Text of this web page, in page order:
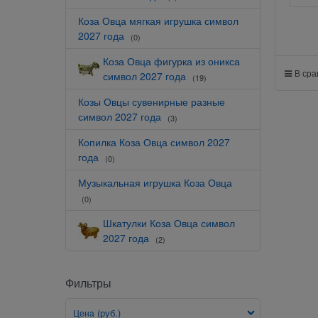
Коза Овца мягкая игрушка символ
2027 года
(0)
Коза Овца фигурка из оникса
символ 2027 года
(19)
Козы Овцы сувенирные разные
символ 2027 года
(3)
Копилка Коза Овца символ 2027
года
(0)
Музыкальная игрушка Коза Овца
(0)
Шкатулки Коза Овца символ
2027 года
(2)
Фильтры
Цена (руб.)
В